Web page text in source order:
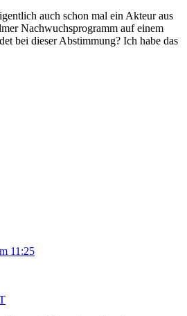
auch schon mal ein Akteur aus
Nachwuchsprogramm auf einem
bei dieser Abstimmung? Ich habe das
11:25